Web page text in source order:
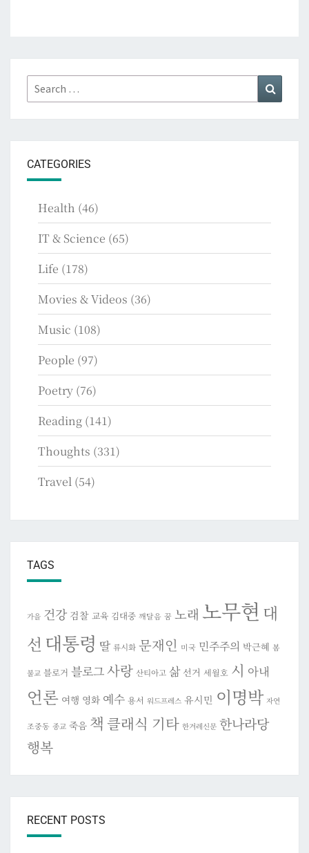
Search
for:
CATEGORIES
Health (46)
IT & Science (65)
Life (178)
Movies & Videos (36)
Music (108)
People (97)
Poetry (76)
Reading (141)
Thoughts (331)
Travel (54)
TAGS
가을 건강 검찰 교육 김대중 깨달음 꿈 노래 노무현 대
선 대통령 딸 류시화 문재인 미국 민주주의 박근혜 봄
불교 블로거 블로그사랑 산티아고 삶 선거 세월호 시 아내
언론 여행 영화 예수 용서 워드프레스 유시민 이명박 자연
조중동 종교 죽음 책 클래식 기타 한겨레신문 한나라당
행복
RECENT POSTS